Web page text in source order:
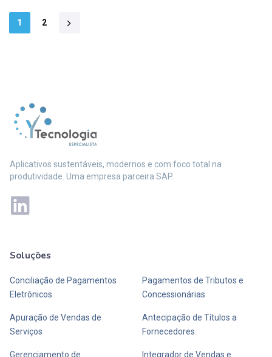
1 2
Aplicativos sustentáveis, modernos e com foco total na
produtividade. Uma empresa parceira SAP.
Soluções
Conciliação de Pagamentos
Eletrônicos
Apuração de Vendas de
Serviços
Gerenciamento de
Pagamentos de Tributos e
Concessionárias
Antecipação de Títulos a
Fornecedores
Integrador de Vendas e